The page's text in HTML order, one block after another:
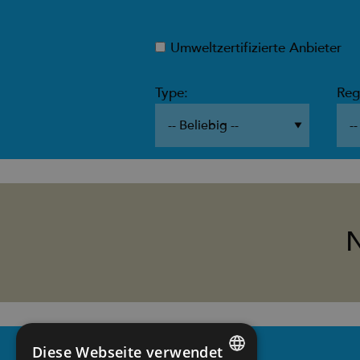
Umweltzertifizierte Anbieter
Type:
Diese Webseite verwendet